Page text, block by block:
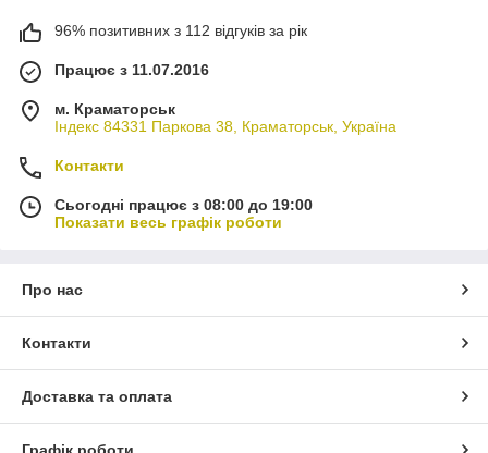
96% позитивних з 112 відгуків за рік
Працює з 11.07.2016
м. Краматорськ
Індекс 84331 Паркова 38, Краматорськ, Україна
Контакти
Сьогодні працює з 08:00 до 19:00
Показати весь графік роботи
Про нас
Контакти
Доставка та оплата